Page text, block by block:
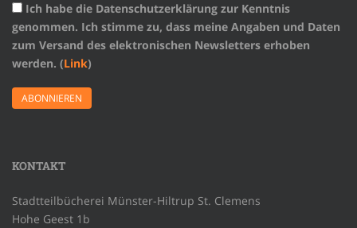
Ich habe die Datenschutzerklärung zur Kenntnis
genommen. Ich stimme zu, dass meine Angaben und Daten
zum Versand des elektronischen Newsletters erhoben
werden. (Link)
KONTAKT
Stadtteilbücherei Münster-Hiltrup St. Clemens
Hohe Geest 1b